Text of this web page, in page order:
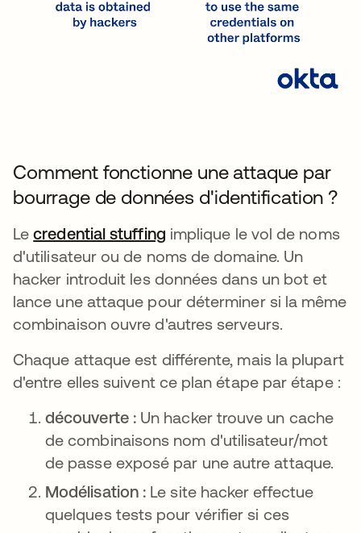
Comment fonctionne une attaque par
bourrage de données d'identification ?
Lecredential stuffing implique le vol de noms
d'utilisateur ou de noms de domaine. Un
hacker introduit les données dans un bot et
lance une attaque pour déterminer si la même
combinaison ouvre d'autres serveurs.
Chaque attaque est différente, mais la plupart
d'entre elles suivent ce plan étape par étape :
découverte :Un hacker trouve un cache
de combinaisons nom d'utilisateur/mot
de passe exposé par une autre attaque.
Modélisation : Le site hacker effectue
quelques tests pour vérifier si ces